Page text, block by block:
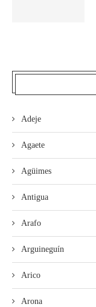
Adeje
Agaete
Agüimes
Antigua
Arafo
Arguineguín
Arico
Arona